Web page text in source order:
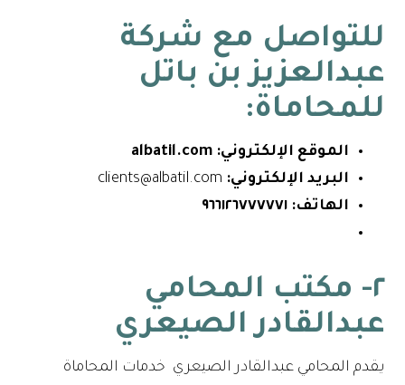
للتواصل مع شركة
عبدالعزيز بن باتل
للمحاماة:
الموقع الإلكتروني: albatil.com
البريد الإلكتروني:
الهاتف: ٩٦٦١٢٦٧٧٧٧٧١
٢- مكتب المحامي
عبدالقادر الصيعري
يقدم المحامي عبدالقادر الصيعري خدمات المحاماة